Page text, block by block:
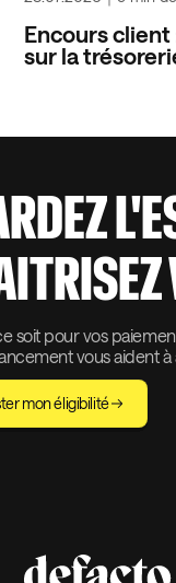
Encours
sur la
soit pour vos
vous aident à
mon éligibilité